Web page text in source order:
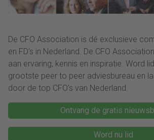
De CFO Association is dé exclusieve
en FD's in Nederland. De CFO
aan ervaring, kennis en inspiratie. Word
grootste peer to peer adviesbureau en
door de top CFO's van Nederland.
Ontvang de gratis
Word nu lid